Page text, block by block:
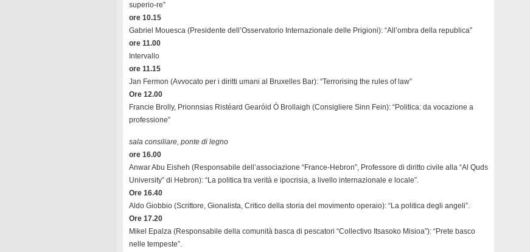
superio-re”
ore 10.15
Gabriel Mouesca (Presidente dell’Osservatorio Internazionale delle Prigioni): “All’ombra della republica”
ore 11.00
Intervallo
ore 11.15
Jan Fermon (Avvocato per i diritti umani al Bruxelles Bar): “Terrorising the rules of law”
Ore 12.00
Francie Brolly, Prionnsias Ristéard Gearóid Ó Brollaigh (Consigliere Sinn Fein): “Politica: da vocazione a
professione”
sala consiliare, ponte di legno
ore 16.00
Anwar Abu Eisheh (Responsabile dell’associazione “France-Hebron”, Professore di diritto civile alla “Al Quds
University” di Hebron): “La politica tra verità e ipocrisia, a livello internazionale e locale”.
Ore 16.40
Aldo Giobbio (Scrittore, Gionalista, Critico della storia del movimento operaio): “La politica degli angeli”.
Ore 17.20
Mikel Epalza (Responsabile della comunità basca di pescatori “Collectivo Itsasoko Misioa”): “Prete basco
nelle tempeste”.